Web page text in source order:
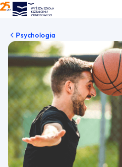
WSKZ - strona główna
Psychologia